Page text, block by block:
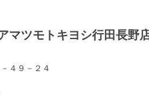
マツモトキヨシ行田長野
４９－２４